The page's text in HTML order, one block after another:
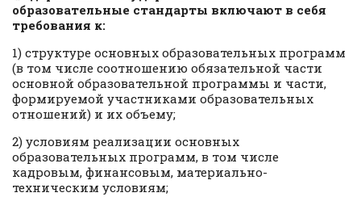
образовательные стандарты включают в себя
требования к:
1) структуре основных образовательных программ
(в том числе соотношению обязательной части
основной образовательной программы и части,
формируемой участниками образовательных
отношений) и их объему;
2) условиям реализации основных
образовательных программ, в том числе
кадровым, финансовым, материально-
техническим условиям;